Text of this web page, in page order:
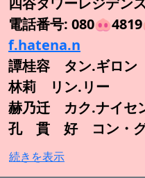
電話番号:
f.hatena.n
譚桂容 タン.ギロン
林莉 リン.リー
赫乃迁 カク.ナイセ
孔 貫 好 コン・グ
続きを表示